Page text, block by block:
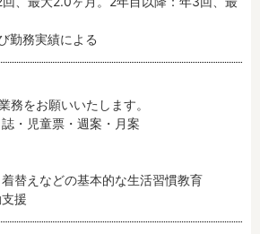
勤務実績による
をお願いいたします。
・児童票・週案・月案
替えなどの基本的な生活習慣教育
援
駅徒歩5分以内
15時までのお仕事
週3日以内
書類対応なし
初心者歓迎